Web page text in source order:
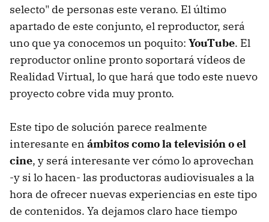
selecto" de personas este verano. El último
apartado de este conjunto, el reproductor, será
uno que ya conocemos un poquito: YouTube. El
reproductor online pronto soportará vídeos de
Realidad Virtual, lo que hará que todo este nuevo
proyecto cobre vida muy pronto.
Este tipo de solución parece realmente
interesante en ámbitos como la televisión o el
cine, y será interesante ver cómo lo aprovechan
-y si lo hacen- las productoras audiovisuales a la
hora de ofrecer nuevas experiencias en este tipo
de contenidos. Ya dejamos claro hace tiempo